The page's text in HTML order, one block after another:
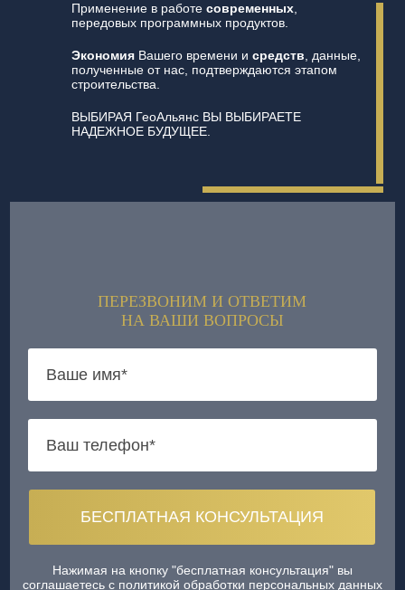
Применение в работе современных,
передовых программных продуктов.
ЭкономияВашего времени и средств, данные,
полученные от нас, подтверждаются этапом
строительства.
ВЫБИРАЯ ГеоАльянс ВЫ ВЫБИРАЕТЕ
НАДЕЖНОЕ БУДУЩЕЕ.
ПЕРЕЗВОНИМ И ОТВЕТИМ
НА ВАШИ ВОПРОСЫ
Нажимая на кнопку "бесплатная консультация" вы
соглашаетесь с политикой обработки персональных данных